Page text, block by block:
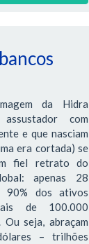
da Hidra
com
e que nasciam
era cortada) se
fiel retrato do
apenas 28
90% dos ativos
de 100.000
seja, abraçam
– trilhões